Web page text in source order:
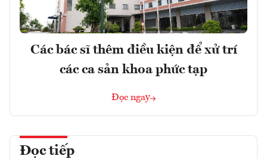
Các bác sĩ thêm điều kiện để xử trí
các ca sản khoa phức tạp
Đọc ngay
Đọc tiếp